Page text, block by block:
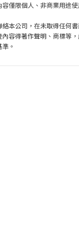
僅限個人、非商業用途
本公司，在未取得任何
內容得著作聲明、商標等
。